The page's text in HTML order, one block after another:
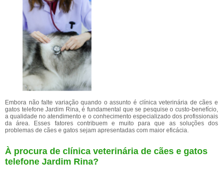
Embora não falte variação quando o assunto é clínica veterinária de cães e
gatos telefone Jardim Rina, é fundamental que se pesquise o custo-benefício,
a qualidade no atendimento e o conhecimento especializado dos profissionais
da área. Esses fatores contribuem e muito para que as soluções dos
problemas de cães e gatos sejam apresentadas com maior eficácia.
À procura de clínica veterinária de cães e gatos
telefone Jardim Rina?